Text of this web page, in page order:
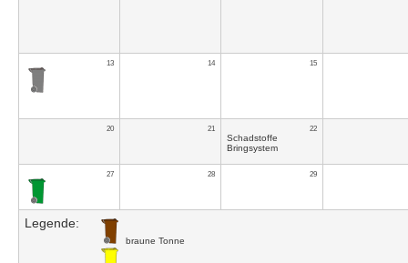
13 14 15
20 21 22
Schadstoffe
Bringsystem
27 28 29
Legende:
braune Tonne